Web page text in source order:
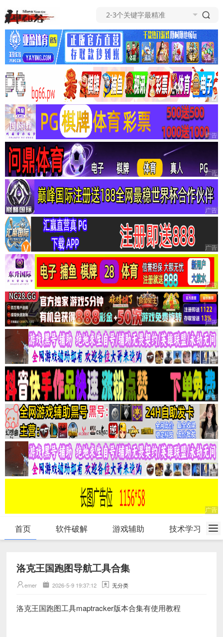
首页 软件破解 游戏辅助 技术学习
洛克王国跑图导航工具合集
emer 2026-5-9 19:37:12 无分类
洛克王国跑图工具maptracker版本合集有使用教程